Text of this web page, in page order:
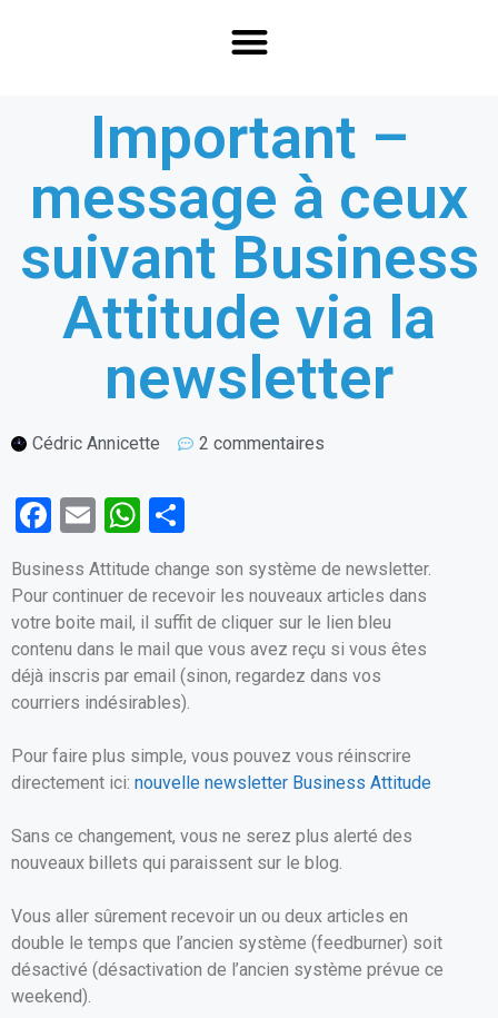
Important –
message à ceux
suivant Business
Attitude via la
newsletter
Cédric Annicette 2 commentaires
F
ce
b
o
o
E
m
ail
W
at
s
A
p
ta
g
er
Business Attitude change son système de newsletter.
Pour continuer de recevoir les nouveaux articles dans
votre boite mail, il suffit de cliquer sur le lien bleu
contenu dans le mail que vous avez reçu si vous êtes
déjà inscris par email (sinon, regardez dans vos
courriers indésirables).
Pour faire plus simple, vous pouvez vous réinscrire
directement ici: nouvelle newsletter Business Attitude
Sans ce changement, vous ne serez plus alerté des
nouveaux billets qui paraissent sur le blog.
Vous aller sûrement recevoir un ou deux articles en
double le temps que l’ancien système (feedburner) soit
désactivé (désactivation de l’ancien système prévue ce
weekend).